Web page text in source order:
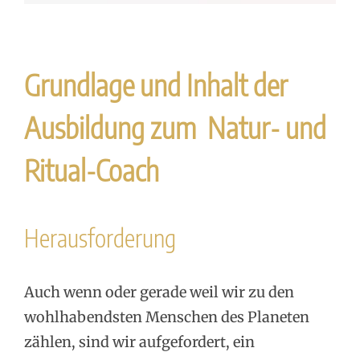
Grundlage und Inhalt der
Ausbildung zum Natur- und
Ritual-Coach
Herausforderung
Auch wenn oder gerade weil wir zu den
wohlhabendsten Menschen des Planeten
zählen, sind wir aufgefordert, ein